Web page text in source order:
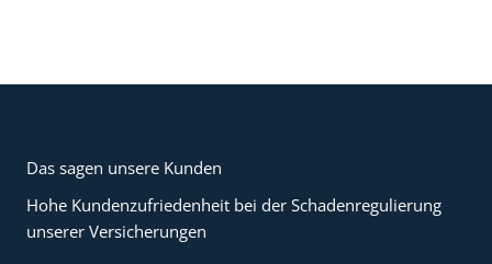
Das sagen unsere Kunden
Hohe Kundenzufriedenheit bei der Schadenregulierung
unserer Versicherungen